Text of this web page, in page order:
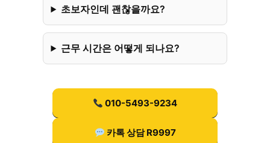
초보자인데 괜찮을까요?
근무 시간은 어떻게 되나요?
010-5493-9234
카톡 상담 R9997